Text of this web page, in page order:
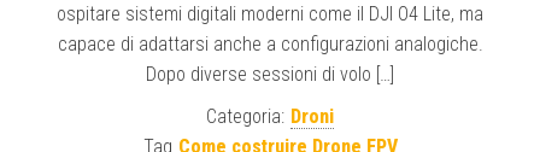
ospitare sistemi digitali moderni come il DJI O4 Lite, ma
capace di adattarsi anche a configurazioni analogiche.
Dopo diverse sessioni di volo […]
Categoria: Droni
Tag Come costruire Drone FPV